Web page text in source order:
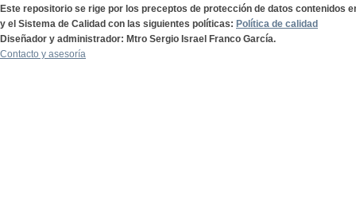
Este repositorio se rige por los preceptos de protección de datos contenidos
y el Sistema de Calidad con las siguientes políticas: Política de calidad
Diseñador y administrador: Mtro Sergio Israel Franco García.
Contacto y asesoría